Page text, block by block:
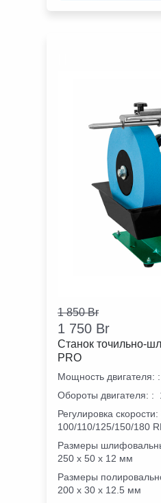
1 850Br
1 750 Br
Станок точильно-
PRO
Мощность двигателя: :
Обороты двигателя: :
Регулировка скорости:
100/110/125/150/180
Размеры
250 х 50 х 12 мм
Размеры
200 х 30 х 12.5 мм